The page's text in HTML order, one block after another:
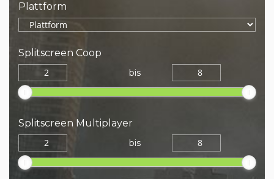
Plattform
Splitscreen Coop
bis
Splitscreen Multiplayer
bis